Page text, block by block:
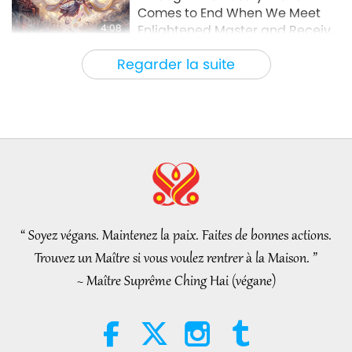
Regarder la suite
4:08
Comes to End When We Meet
Enlightened Master and Receive
Initiation
Nouvelles d'exception 2026-08-06
35:06
L’éthique islamique concernant
partie 2/2
graines d’un monde plus
bienveillant, partie 1/2
“ Soyez végans. Maintenez la paix. Faites de bonnes actions.
Trouvez un Maître si vous voulez rentrer à la Maison. ”
~ Maître Suprême Ching Hai (végane)